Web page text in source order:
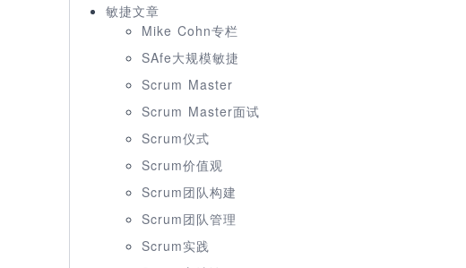
敏捷文章
Mike Cohn专栏
SAfe大规模敏捷
Scrum Master
Scrum Master面试
Scrum仪式
Scrum价值观
Scrum团队构建
Scrum团队管理
Scrum实践